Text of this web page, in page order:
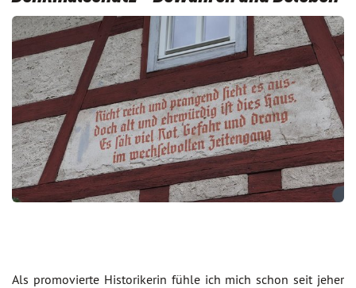
Als promovierte Historikerin fühle ich mich schon seit jeher